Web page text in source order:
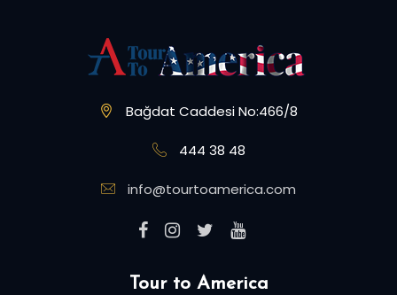
Bağdat Caddesi No:466/8
444 38 48
info@tourtoamerica.com
Tour to America